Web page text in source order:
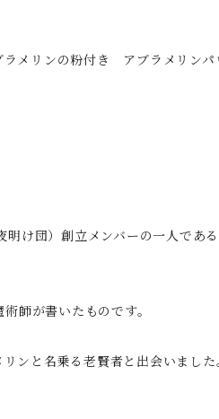
メリンの粉付き アブラメリンパ
け団）創立メンバーの一人であ
師が書いたものです。
ンと名乗る老賢者と出会いました